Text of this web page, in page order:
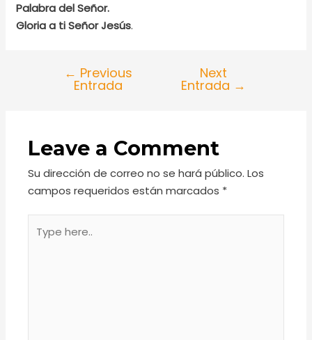
Palabra del Señor.
Gloria a ti Señor Jesús.
← Previous
Entrada
Next
Entrada →
Leave a Comment
Su dirección de correo no se hará público. Los
campos requeridos están marcados *
here..